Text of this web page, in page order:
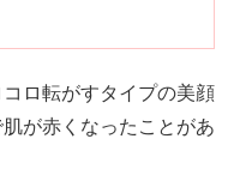
ロ転がすタイプの美顔
が赤くなったことがあ